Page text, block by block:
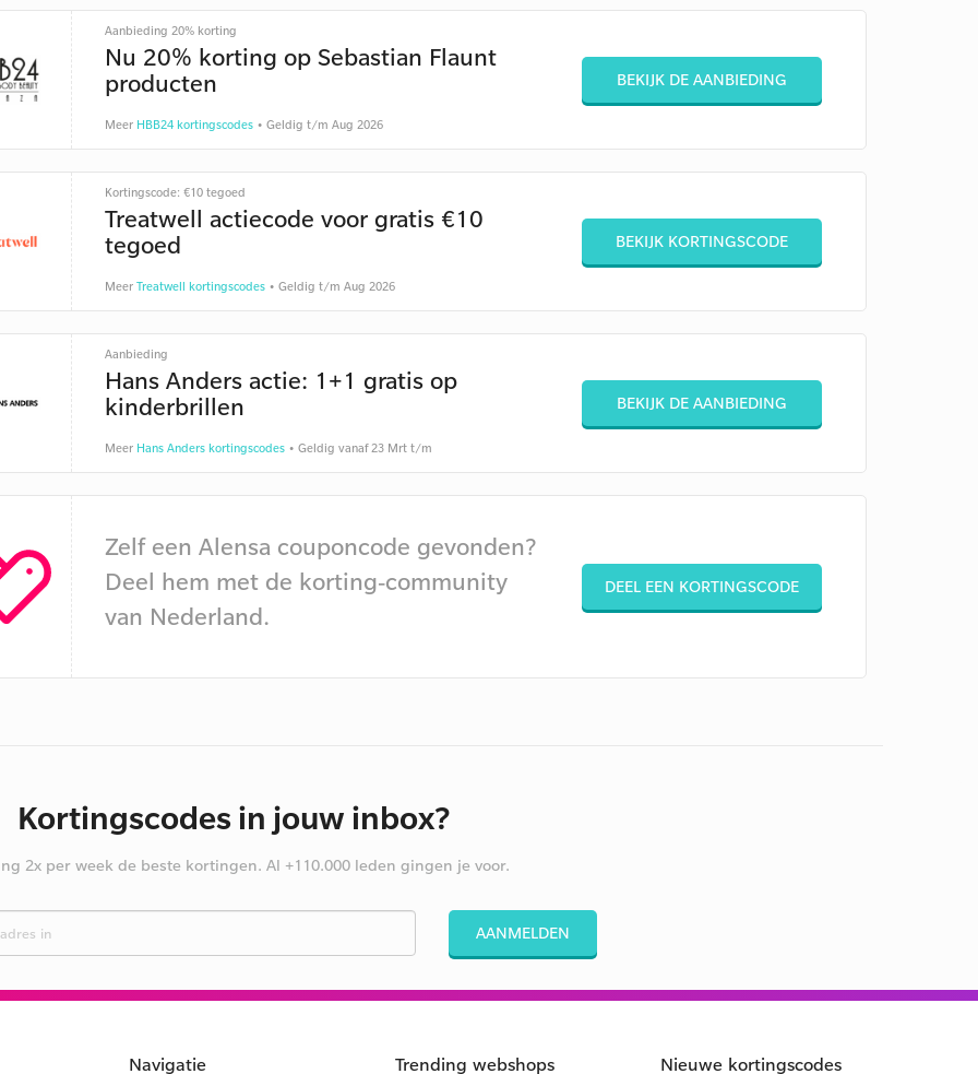
Aanbieding 20% korting
Nu 20% korting op Sebastian Flaunt
producten
Meer HBB24 kortingscodes• Geldig t/m Aug 2026
BEKIJK DE AANBIEDING
Kortingscode: €10 tegoed
Treatwell actiecode voor gratis €10
tegoed
Meer Treatwell kortingscodes• Geldig t/m Aug 2026
BEKIJK KORTINGSCODE
Aanbieding
Hans Anders actie: 1+1 gratis op
kinderbrillen
Meer Hans Anders kortingscodes• Geldig vanaf 23 Mrt t/m
BEKIJK DE AANBIEDING
Zelf een Alensa couponcode gevonden?
Deel hem met de korting-community
van Nederland.
DEEL EEN KORTINGSCODE
Kortingscodes in jouw inbox?
2x per week de beste kortingen. Al +110.000 leden gingen je voor.
AANMELDEN
Navigatie Trending webshops Nieuwe kortingscodes